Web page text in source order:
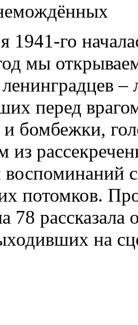
1941-го
мы открываем
перед
и бомбежки,
из
воспоминаний
потомков.
78 рассказала
на